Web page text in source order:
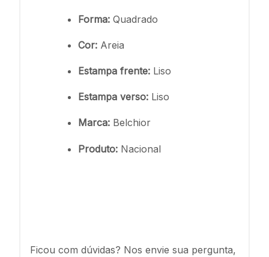
Forma: Quadrado
Cor: Areia
Estampa frente: Liso
Estampa verso: Liso
Marca: Belchior
Produto: Nacional
Ficou com dúvidas? Nos envie sua pergunta,